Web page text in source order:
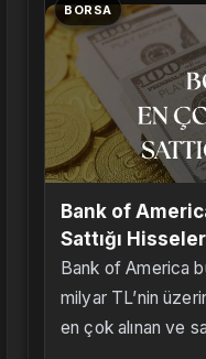
BORSA
Bank of
Sattığı
Bank of America
milyar TL’nin
en çok alınan ve